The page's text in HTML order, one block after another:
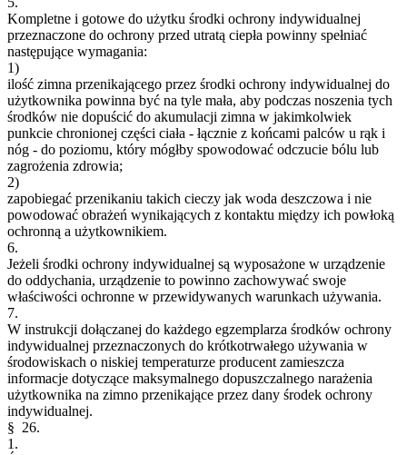
Kompletne i gotowe do użytku środki ochrony indywidualnej
przeznaczone do ochrony przed utratą ciepła powinny spełniać
następujące wymagania:
1)
ilość zimna przenikającego przez środki ochrony indywidualnej do
użytkownika powinna być na tyle mała, aby podczas noszenia tych
środków nie dopuścić do akumulacji zimna w jakimkolwiek
punkcie chronionej części ciała - łącznie z końcami palców u rąk i
nóg - do poziomu, który mógłby spowodować odczucie bólu lub
zagrożenia zdrowia;
2)
zapobiegać przenikaniu takich cieczy jak woda deszczowa i nie
powodować obrażeń wynikających z kontaktu między ich powłoką
ochronną a użytkownikiem.
6.
Jeżeli środki ochrony indywidualnej są wyposażone w urządzenie
do oddychania, urządzenie to powinno zachowywać swoje
właściwości ochronne w przewidywanych warunkach używania.
7.
W instrukcji dołączanej do każdego egzemplarza środków ochrony
indywidualnej przeznaczonych do krótkotrwałego używania w
środowiskach o niskiej temperaturze producent zamieszcza
informacje dotyczące maksymalnego dopuszczalnego narażenia
użytkownika na zimno przenikające przez dany środek ochrony
indywidualnej.
§ 26.
1.